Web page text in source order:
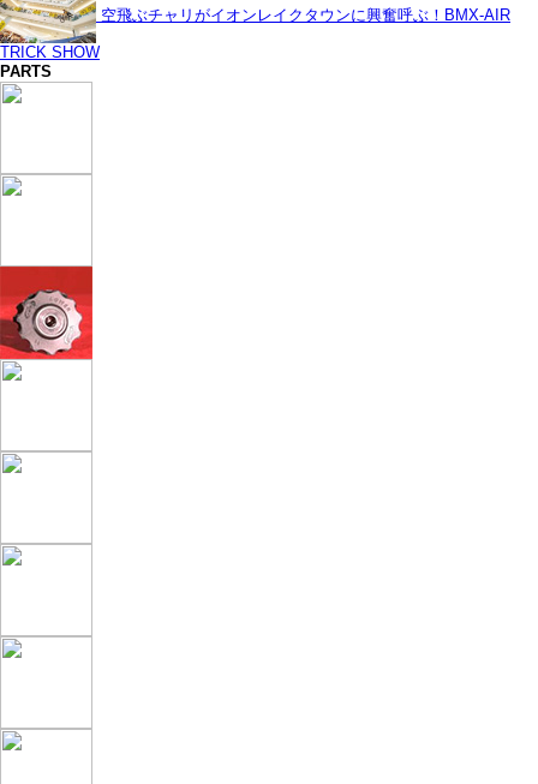
空飛ぶチャリがイオンレイクタウンに興奮呼ぶ！BMX-AIR
TRICK SHOW
PARTS